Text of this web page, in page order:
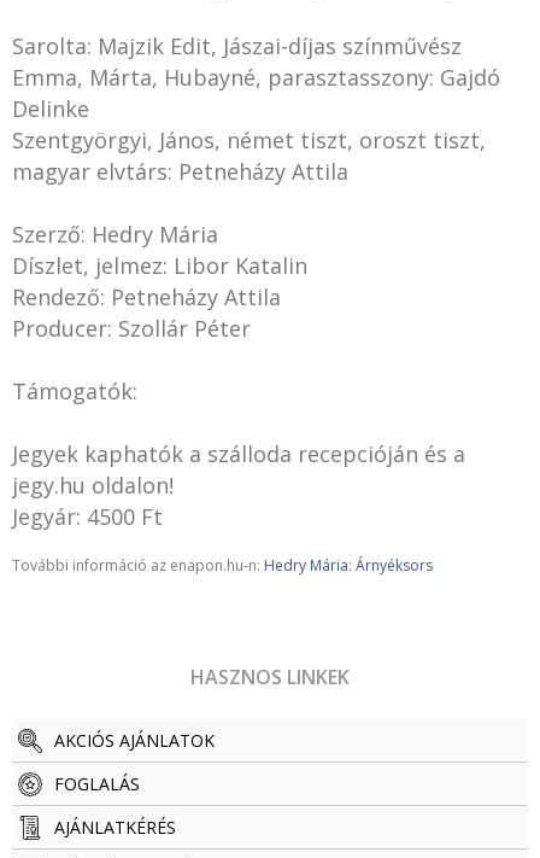
Sarolta: Majzik Edit, Jászai-díjas színművész
Emma, Márta, Hubayné, parasztasszony: Gajdó
Delinke
Szentgyörgyi, János, német tiszt, oroszt tiszt,
magyar elvtárs: Petneházy Attila
Szerző: Hedry Mária
Díszlet, jelmez: Libor Katalin
Rendező: Petneházy Attila
Producer: Szollár Péter
Támogatók:
Jegyek kaphatók a szálloda recepcióján és a
jegy.hu oldalon!
Jegyár: 4500 Ft
További információ az enapon.hu-n: Hedry Mária: Árnyéksors
HASZNOS LINKEK
AKCIÓS AJÁNLATOK
FOGLALÁS
AJÁNLATKÉRÉS